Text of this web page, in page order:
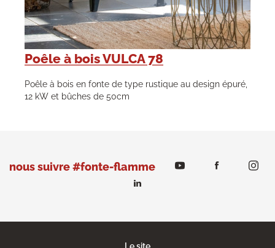
Poêle à bois VULCA 78
Poêle à bois en fonte de type rustique au design épuré,
12 kW et bûches de 50cm
nous suivre #fonte-flamme
Le site